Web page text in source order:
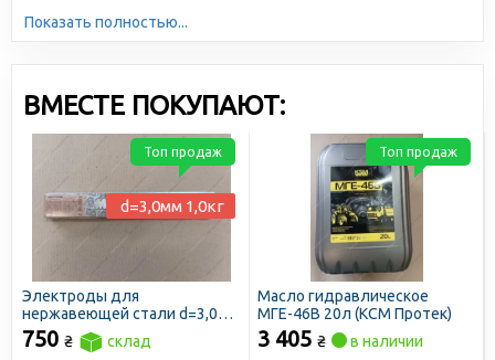
Показать полностью...
ВМЕСТЕ ПОКУПАЮТ:
Электроды для
нержавеющей стали d=3,0мм
(1,0кг) (Монолит)
750 ₴ склад
Топ продаж
d=3,0мм 1,0кг
Масло гидравлическое
МГЕ-46В 20л (КСМ Протек)
3 405 ₴ в наличии
Топ продаж